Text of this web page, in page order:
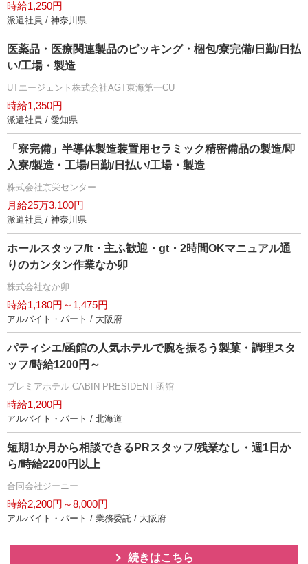
時給1,250円
派遣社員 / 神奈川県
医薬品・医療関連製品のピッキング・梱包/寮完備/日勤/日払
い/工場・製造
UTエージェント株式会社AGT東海第一CU
時給1,350円
派遣社員 / 愛知県
「寮完備」半導体製造装置用セラミック精密備品の製造/即
入寮/製造・工場/日勤/日払い/工場・製造
株式会社京栄センター
月給25万3,100円
派遣社員 / 神奈川県
ホールスタッフ/lt・主ふ歓迎・gt・2時間OKマニュアル通
りのカンタン作業なか卯
株式会社なか卯
時給1,180円～1,475円
アルバイト・パート / 大阪府
パティシエ/函館の人気ホテルで腕を振るう製菓・調理スタ
ッフ/時給1200円～
プレミアホテル-CABIN PRESIDENT-函館
時給1,200円
アルバイト・パート / 北海道
短期1か月から相談できるPRスタッフ/残業なし・週1日か
ら/時給2200円以上
合同会社ジーニー
時給2,200円～8,000円
アルバイト・パート / 業務委託 / 大阪府
続きはこちら